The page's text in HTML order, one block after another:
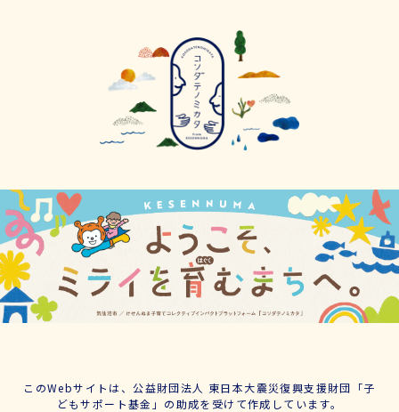
このWebサイトは、公益財団法人 東日本大震災復興支援財団「子
どもサポート基金」の助成を受けて作成しています。